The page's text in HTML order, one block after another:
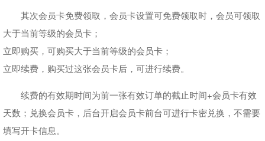
其次会员卡免费领取，会员卡设置可免费领取时，会员可领取
大于当前等级的会员卡；
立即购买，可购买大于当前等级的会员卡；
立即续费，购买过这张会员卡后，可进行续费。
续费的有效期时间为前一张有效订单的截止时间+会员卡有效
天数；兑换会员卡，后台开启会员卡前台可进行卡密兑换，不需要
填写开卡信息。